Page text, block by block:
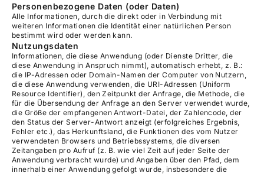
Personenbezogene Daten (oder Daten)
Alle Informationen, durch die direkt oder in Verbindung mit
weiteren Informationen die Identität einer natürlichen Person
bestimmt wird oder werden kann.
Nutzungsdaten
Informationen, die diese Anwendung (oder Dienste Dritter, die
diese Anwendung in Anspruch nimmt), automatisch erhebt, z. B.:
die IP-Adressen oder Domain-Namen der Computer von Nutzern,
die diese Anwendung verwenden, die URI-Adressen (Uniform
Resource Identifier), den Zeitpunkt der Anfrage, die Methode, die
für die Übersendung der Anfrage an den Server verwendet wurde,
die Größe der empfangenen Antwort-Datei, der Zahlencode, der
den Status der Server-Antwort anzeigt (erfolgreiches Ergebnis,
Fehler etc.), das Herkunftsland, die Funktionen des vom Nutzer
verwendeten Browsers und Betriebssystems, die diversen
Zeitangaben pro Aufruf (z. B. wie viel Zeit auf jeder Seite der
Anwendung verbracht wurde) und Angaben über den Pfad, dem
innerhalb einer Anwendung gefolgt wurde, insbesondere die